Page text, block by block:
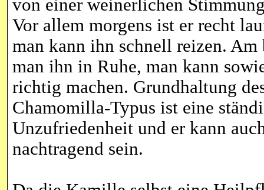
von einer weinerlichen
Vor allem morgens ist er recht
man kann ihn schnell reizen. Am
man ihn in Ruhe, man kann
richtig machen. Grundhaltung
Chamomilla-Typus ist eine
Unzufriedenheit und er kann
nachtragend sein.